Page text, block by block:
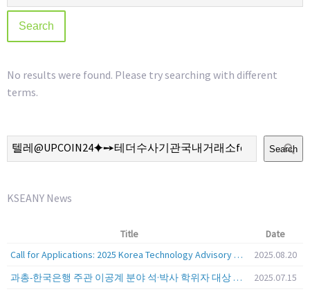
No results were found. Please try searching with different
terms.
Search
KSEANY News
Title
Date
Call for Applications: 2025 Korea Technology Advisory Group (K-TAG)
2025.08.20
과총-한국은행 주관 이공계 분야 석·박사 학위자 대상 서베이
2025.07.15